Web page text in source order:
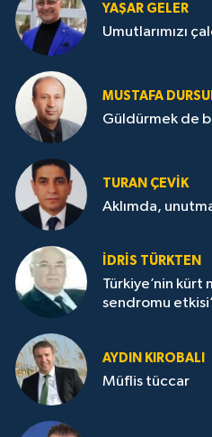
YAŞAR GELER
Umutlarımızı
MUSTAFA
Güldürmek de
TURAN ÇEVİK
Aklımda,
İDRİS TÜRKTEN
Türkiye’nin kürt
sendromu
AYDIN KIROBALI
Müflis tüccar